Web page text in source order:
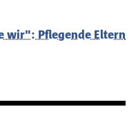
wir": Pflegende Eltern